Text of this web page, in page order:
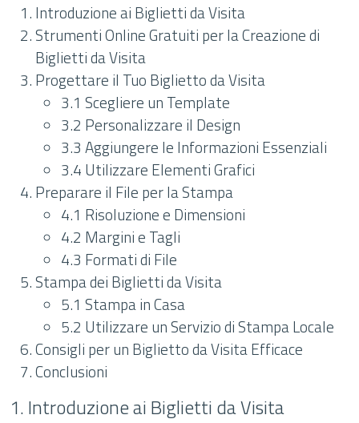
Introduzione ai Biglietti da Visita
Strumenti Online Gratuiti per la Creazione di
Biglietti da Visita
Progettare il Tuo Biglietto da Visita
3.1 Scegliere un Template
3.2 Personalizzare il Design
3.3 Aggiungere le Informazioni Essenziali
3.4 Utilizzare Elementi Grafici
Preparare il File per la Stampa
4.1 Risoluzione e Dimensioni
4.2 Margini e Tagli
4.3 Formati di File
Stampa dei Biglietti da Visita
5.1 Stampa in Casa
5.2 Utilizzare un Servizio di Stampa Locale
Consigli per un Biglietto da Visita Efficace
Conclusioni
1. Introduzione ai Biglietti da Visita